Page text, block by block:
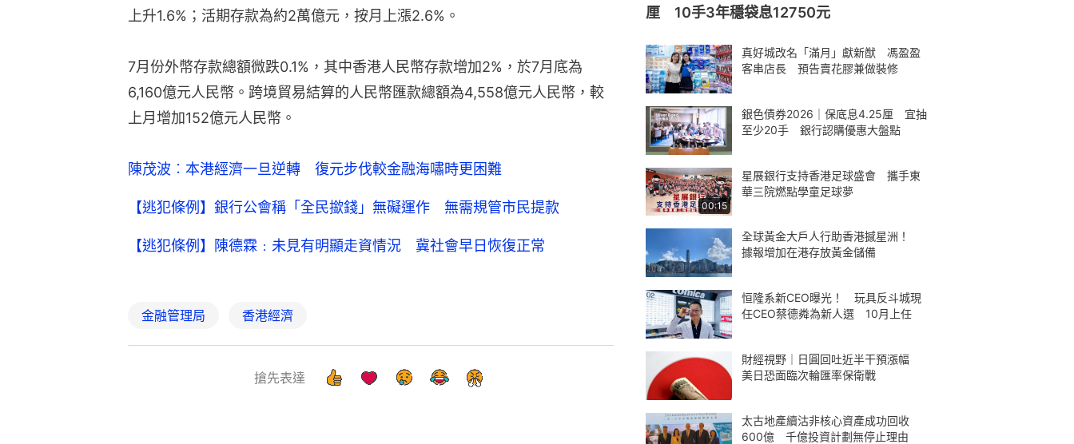
上升1.6%；活期存款為約2萬億元，按月上漲2.6%。
7月份外幣存款總額微跌0.1%，其中香港人民幣存款增加2%，於7月底為
6,160億元人民幣。跨境貿易結算的人民幣匯款總額為4,558億元人民幣，較
上月增加152億元人民幣。
陳茂波︰本港經濟一旦逆轉 復元步伐較金融海嘯時更困難
【逃犯條例】銀行公會稱「全民撳錢」無礙運作 無需規管市民提款
【逃犯條例】陳德霖﹕未見有明顯走資情況 冀社會早日恢復正常
金融管理局 香港經濟
搶先表達
厘 10手3年穩袋息12750元
真好城改名「滿月」獻新猷 馮盈盈
客串店長 預告賣花膠兼做裝修
銀色債券2026｜保底息4.25厘 宜抽
至少20手 銀行認購優惠大盤點
00:15
星展銀行支持香港足球盛會 攜手東
華三院燃點學童足球夢
全球黃金大戶人行助香港撼星洲！
據報增加在港存放黃金儲備
恒隆系新CEO曝光！ 玩具反斗城現
任CEO蔡德粦為新人選 10月上任
財經視野｜日圓回吐近半干預漲幅
美日恐面臨次輪匯率保衛戰
太古地產續沽非核心資產成功回收
600億 千億投資計劃無停止理由